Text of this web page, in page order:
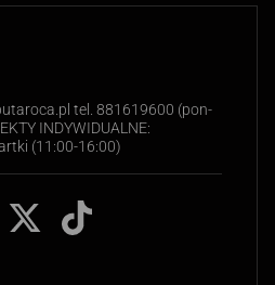
tel. 881619600 (pon-
INDYWIDUALNE:
(11:00-16:00)